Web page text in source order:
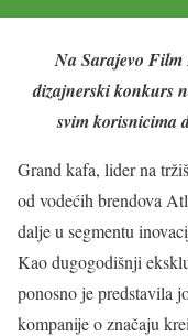
Na Sarajevo
dizajnerski konkurs
svim korisnicima
Grand kafa, lider na
od vodećih brendova
dalje u segmentu
Kao dugogodišnji
ponosno je predstavila
kompanije o značaju